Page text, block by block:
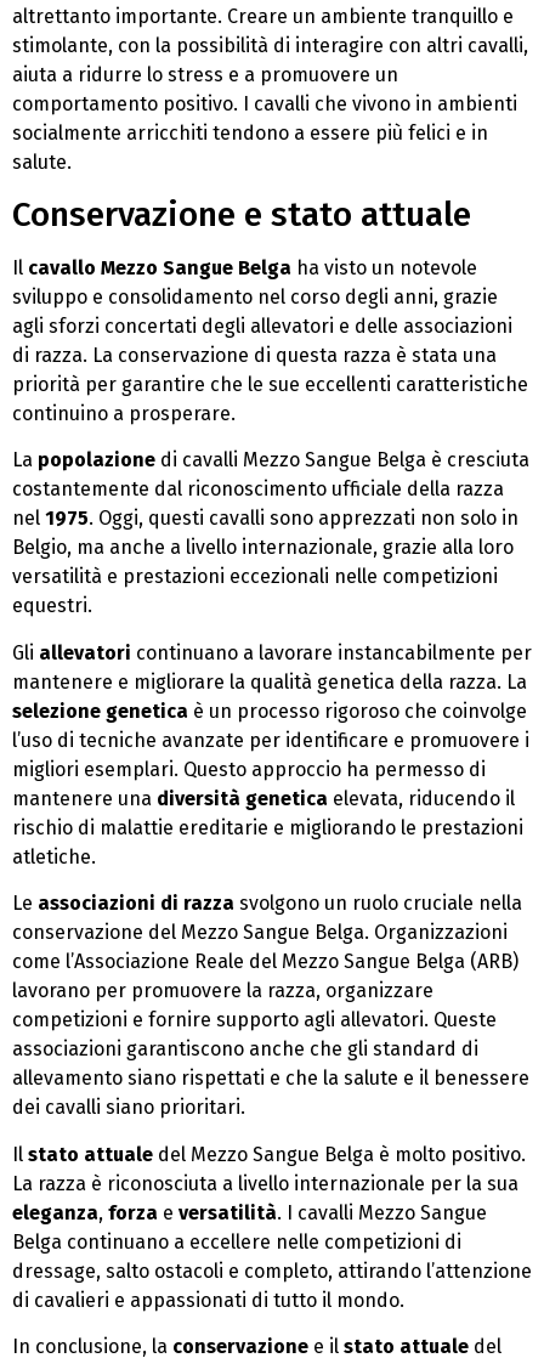
altrettanto importante. Creare un ambiente tranquillo e
stimolante, con la possibilità di interagire con altri cavalli,
aiuta a ridurre lo stress e a promuovere un
comportamento positivo. I cavalli che vivono in ambienti
socialmente arricchiti tendono a essere più felici e in
salute.
Conservazione e stato attuale
Il cavallo Mezzo Sangue Belga ha visto un notevole
sviluppo e consolidamento nel corso degli anni, grazie
agli sforzi concertati degli allevatori e delle associazioni
di razza. La conservazione di questa razza è stata una
priorità per garantire che le sue eccellenti caratteristiche
continuino a prosperare.
La popolazione di cavalli Mezzo Sangue Belga è cresciuta
costantemente dal riconoscimento ufficiale della razza
nel 1975. Oggi, questi cavalli sono apprezzati non solo in
Belgio, ma anche a livello internazionale, grazie alla loro
versatilità e prestazioni eccezionali nelle competizioni
equestri.
Gli allevatori continuano a lavorare instancabilmente per
mantenere e migliorare la qualità genetica della razza. La
selezione genetica è un processo rigoroso che coinvolge
l’uso di tecniche avanzate per identificare e promuovere i
migliori esemplari. Questo approccio ha permesso di
mantenere una diversità genetica elevata, riducendo il
rischio di malattie ereditarie e migliorando le prestazioni
atletiche.
Le associazioni di razza svolgono un ruolo cruciale nella
conservazione del Mezzo Sangue Belga. Organizzazioni
come l’Associazione Reale del Mezzo Sangue Belga (ARB)
lavorano per promuovere la razza, organizzare
competizioni e fornire supporto agli allevatori. Queste
associazioni garantiscono anche che gli standard di
allevamento siano rispettati e che la salute e il benessere
dei cavalli siano prioritari.
Il stato attuale del Mezzo Sangue Belga è molto positivo.
La razza è riconosciuta a livello internazionale per la sua
eleganza, forza e versatilità. I cavalli Mezzo Sangue
Belga continuano a eccellere nelle competizioni di
dressage, salto ostacoli e completo, attirando l’attenzione
di cavalieri e appassionati di tutto il mondo.
In conclusione, la conservazione e il stato attuale del